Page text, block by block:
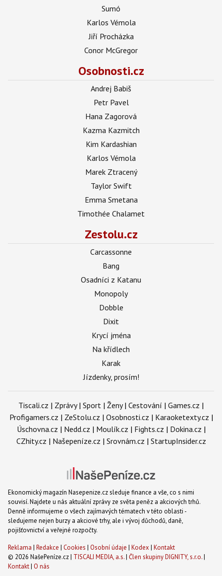
Sumó
Karlos Vémola
Jiří Procházka
Conor McGregor
Osobnosti.cz
Andrej Babiš
Petr Pavel
Hana Zagorová
Kazma Kazmitch
Kim Kardashian
Karlos Vémola
Marek Ztracený
Taylor Swift
Emma Smetana
Timothée Chalamet
Zestolu.cz
Carcassonne
Bang
Osadníci z Katanu
Monopoly
Dobble
Dixit
Krycí jména
Na křídlech
Karak
Jízdenky, prosím!
Tiscali.cz | Zprávy| Sport | Ženy| Cestování | Games.cz |
Profigamers.cz | ZeStolu.cz | Osobnosti.cz | Karaoketexty.cz |
Úschovna.cz | Nedd.cz | Moulík.cz | Fights.cz | Dokina.cz |
CZhity.cz | Našepeníze.cz | Srovnám.cz | StartupInsider.cz
Ekonomický magazín Nasepenize.cz sleduje finance a vše, co s nimi
souvisí. Najdete u nás aktuální zprávy ze světa peněz a akciových trhů.
Denně informujeme o všech zajímavých tématech v této oblasti -
sledujeme nejen burzy a akciové trhy, ale i vývoj důchodů, daně,
pojišťovnictví a veřejné rozpočty.
Reklama | Redakce | Cookies | Osobní údaje | Kodex | Kontakt
© 2026 NašePeníze.cz | TISCALI MEDIA, a.s.| Člen skupiny DIGNITY, s.r.o.|
Kontakt| O nás